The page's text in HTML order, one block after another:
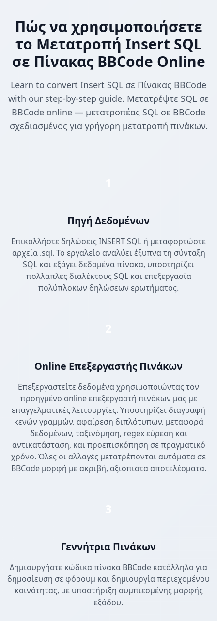
Πώς να χρησιμοποιήσετε
το Μετατροπή Insert SQL
σε Πίνακας BBCode Online
Learn to convert Insert SQL σε Πίνακας BBCode
with our step-by-step guide. Μετατρέψτε SQL σε
BBCode online — μετατροπέας SQL σε BBCode
σχεδιασμένος για γρήγορη μετατροπή πινάκων.
Πηγή Δεδομένων
Επικολλήστε δηλώσεις INSERT SQL ή μεταφορτώστε
αρχεία .sql. Το εργαλείο αναλύει έξυπνα τη σύνταξη
SQL και εξάγει δεδομένα πίνακα, υποστηρίζει
πολλαπλές διαλέκτους SQL και επεξεργασία
πολύπλοκων δηλώσεων ερωτήματος.
Online Επεξεργαστής Πινάκων
Επεξεργαστείτε δεδομένα χρησιμοποιώντας τον
προηγμένο online επεξεργαστή πινάκων μας με
επαγγελματικές λειτουργίες. Υποστηρίζει διαγραφή
κενών γραμμών, αφαίρεση διπλότυπων, μεταφορά
δεδομένων, ταξινόμηση, regex εύρεση και
αντικατάσταση, και προεπισκόπηση σε πραγματικό
χρόνο. Όλες οι αλλαγές μετατρέπονται αυτόματα σε
BBCode μορφή με ακριβή, αξιόπιστα αποτελέσματα.
Γεννήτρια Πινάκων
Δημιουργήστε κώδικα πίνακα BBCode κατάλληλο για
δημοσίευση σε φόρουμ και δημιουργία περιεχομένου
κοινότητας, με υποστήριξη συμπιεσμένης μορφής
εξόδου.